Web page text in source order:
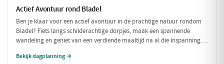
Actief Avontuur rond Bladel
Ben je klaar voor een actief avontuur in de prachtige natuur rondom
Bladel? Fiets langs schilderachtige dorpjes, maak een spannende
wandeling en geniet van een verdiende maaltijd na al die inspanning.
buiten zijn houdt!
Bekijk dagplanning →